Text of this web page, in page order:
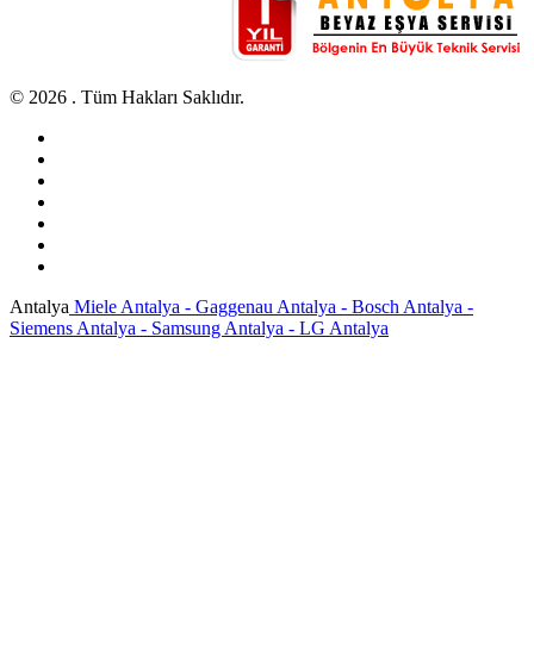
© 2026 . Tüm Hakları Saklıdır.
Antalya Miele Antalya - Gaggenau Antalya - Bosch Antalya -
Siemens Antalya - Samsung Antalya - LG Antalya